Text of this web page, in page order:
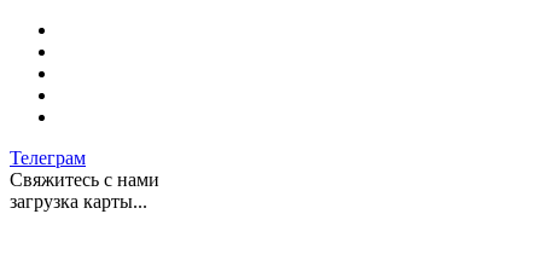
Телеграм
Свяжитесь с нами
загрузка карты...